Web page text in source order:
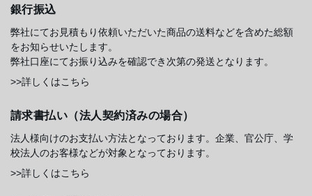
銀行振込
弊社にてお見積もり依頼いただいた商品の送料などを含めた総額
をお知らせいたします。
弊社口座にてお振り込みを確認でき次第の発送となります。
>>詳しくはこちら
請求書払い（法人契約済みの場合）
法人様向けのお支払い方法となっております。企業、官公庁、学
校法人のお客様などが対象となっております。
>>詳しくはこちら